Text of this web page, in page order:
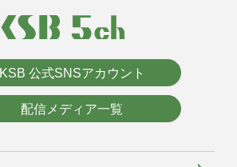
KSB 公式SNSアカウント
配信メディア一覧